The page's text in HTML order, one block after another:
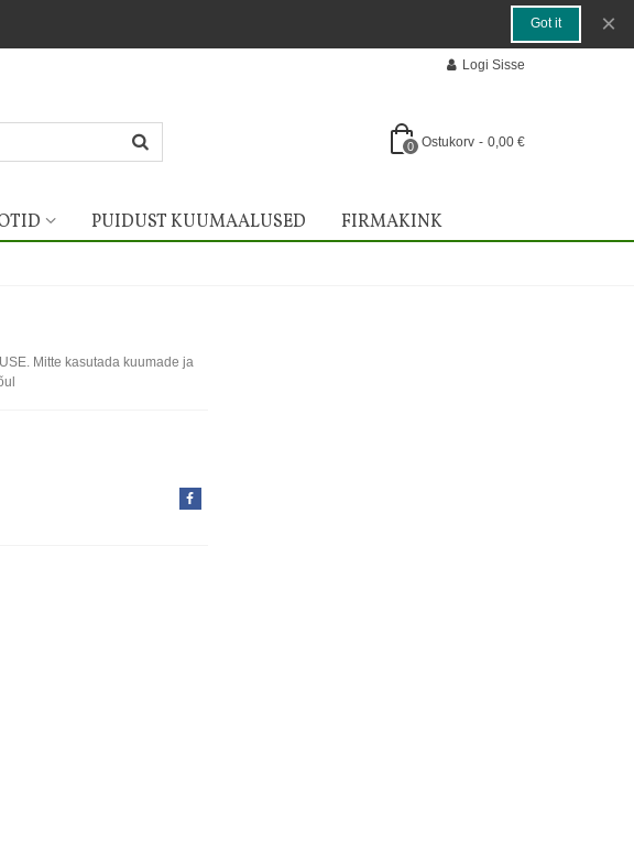
Got it ×
Logi Sisse
0 Ostukorv - 0,00 €
PUIDUST KUUMAALUSED FIRMAKINK
Mitte kasutada kuumade ja